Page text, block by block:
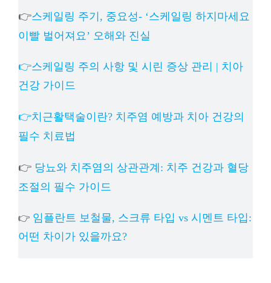
👉스케일링 주기, 중요성- ‘스케일링 하지마세요
이빨 벌어져요’ 오해와 진실
👉스케일링 주의 사항 및 시린 증상 관리 | 치아
건강 가이드
👉치근활택술이란? 치주염 예방과 치아 건강의
필수 치료법
👉 당뇨와 치주염의 상관관계: 치주 건강과 혈당
조절의 필수 가이드
👉 임플란트 보철물, 스크류 타입 vs 시멘트 타입:
어떤 차이가 있을까요?